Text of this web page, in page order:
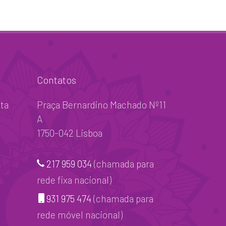
Contatos
Praça Bernardino Machado Nº11
A
1750-042 Lisboa
217 959 034 (chamada para
rede fixa nacional)
931 975 474 (chamada para
rede móvel nacional)